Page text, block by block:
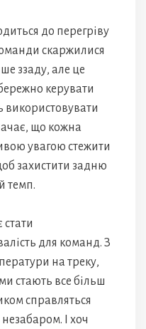
до перегріву
скаржилися
ззаду, але це
керувати
що кожна
увагою стежити
захистити задню
темп.
для команд. З
на треку,
стають все більш
справляться
І хоч